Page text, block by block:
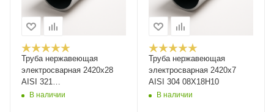
Труба нержавеющая
электросварная 2420х28
AISI 321
12Х18Н10Т/08Х18Н10Т
В наличии
Труба нержавеющая
электросварная 2420х7
AISI 304 08Х18Н10
В наличии